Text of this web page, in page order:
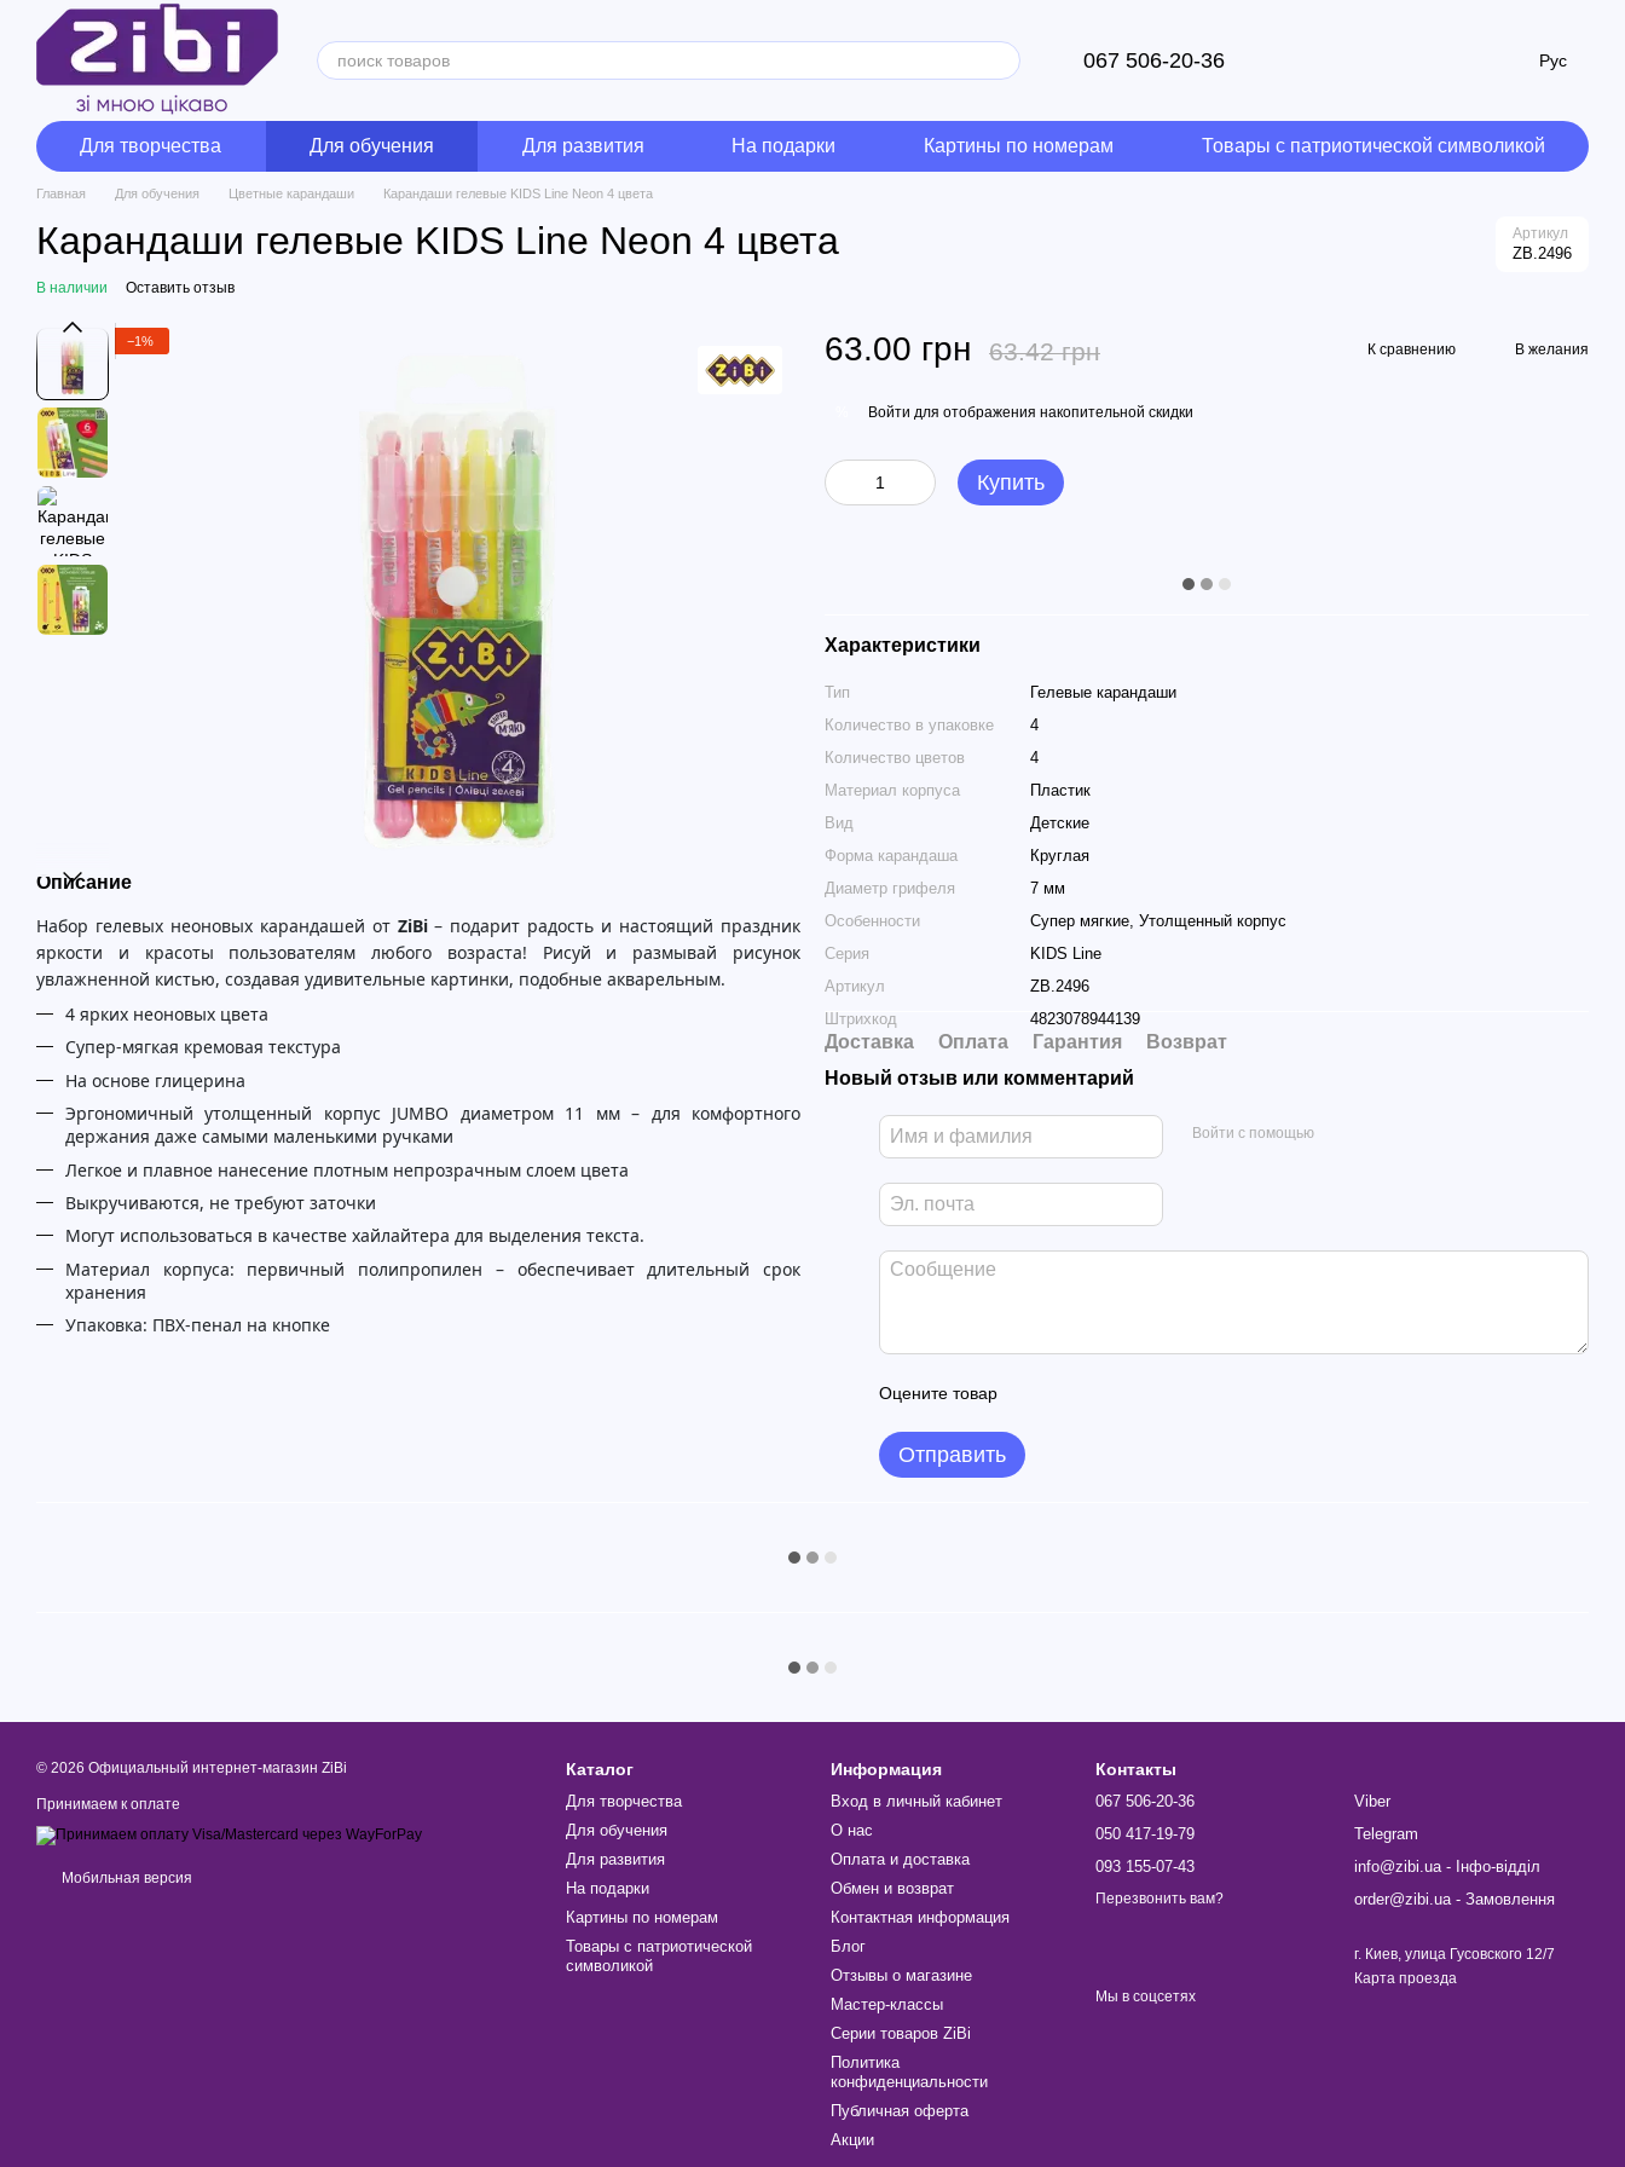
Перейти к основному контенту
067 506-20-36 Рус
Для творчества Для обучения Для развития На подарки Картины по номерам Товары с патриотической символикой
Главная Для обучения Цветные карандаши Карандаши гелевые KIDS Line Neon 4 цвета
Карандаши гелевые KIDS Line Neon 4 цвета Артикул
ZB.2496
В наличии Оставить отзыв
−1%
Описание
Набор гелевых неоновых карандашей от ZiBi– подарит радость и настоящий праздник
яркости и красоты пользователям любого возраста! Рисуй и размывай рисунок
увлажненной кистью, создавая удивительные картинки, подобные акварельным.
4 ярких неоновых цвета
Супер-мягкая кремовая текстура
На основе глицерина
Эргономичный утолщенный корпус JUMBO диаметром 11 мм – для комфортного
держания даже самыми маленькими ручками
Легкое и плавное нанесение плотным непрозрачным слоем цвета
Выкручиваются, не требуют заточки
Могут использоваться в качестве хайлайтера для выделения текста.
Материал корпуса: первичный полипропилен – обеспечивает длительный срок
хранения
Упаковка: ПВХ-пенал на кнопке
63.00 грн 63.42 грн К сравнению В желания
Войти для отображения накопительной скидки
Купить
Характеристики
Тип
Гелевые карандаши
Количество в упаковке
4
Количество цветов
4
Материал корпуса
Пластик
Вид
Детские
Форма карандаша
Круглая
Диаметр грифеля
7 мм
Особенности
Супер мягкие, Утолщенный корпус
Серия
KIDS Line
Артикул
ZB.2496
Штрихкод
4823078944139
Доставка Оплата Гарантия
Возврат
Новый отзыв или комментарий
Войти с помощью
Оцените товар
Отправить
© 2026 Официальный интернет-магазин ZiBi
Принимаем к оплате
Мобильная версия
Каталог
Для творчества
Для обучения
Для развития
На подарки
Картины по номерам
Товары с патриотической
символикой
Информация
Вход в личный кабинет
О нас
Оплата и доставка
Обмен и возврат
Контактная информация
Блог
Отзывы о магазине
Мастер-классы
Cерии товаров ZiBi
Политика
конфиденциальности
Публичная оферта
Акции
Контакты
067 506-20-36
050 417-19-79
093 155-07-43
Перезвонить вам?
Viber
Telegram
info@zibi.ua - Інфо-відділ
order@zibi.ua - Замовлення
г. Киев, улица Гусовского 12/7
Карта проезда
Мы в соцсетях